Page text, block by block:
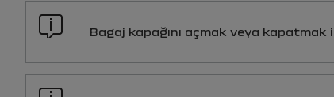
Bagaj kapağını açmak veya kapatmak